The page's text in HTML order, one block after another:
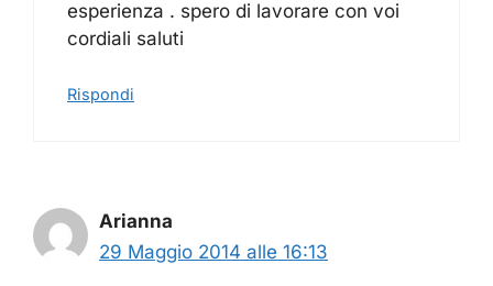
esperienza . spero di lavorare con voi
cordiali saluti
Rispondi
Arianna
29 Maggio 2014 alle 16:13